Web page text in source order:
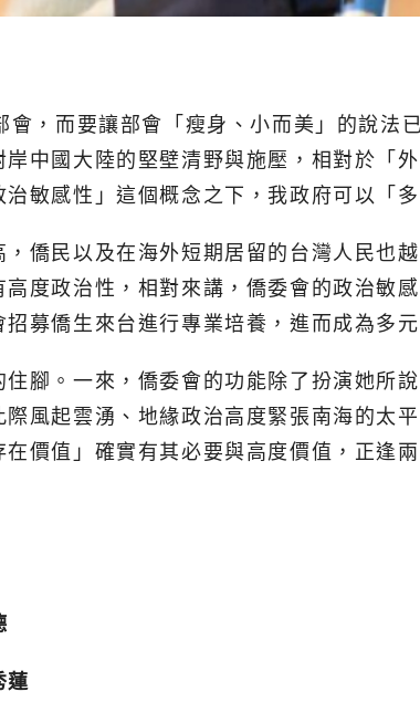
，而要讓部會「瘦身、小而美」的說法
中國大陸的堅壁清野與施壓，相對於「
敏感性」這個概念之下，我政府可以「
僑民以及在海外短期居留的台灣人民也
度政治性，相對來講，僑委會的政治敏
募僑生來台進行專業培養，進而成為多
腳。一來，僑委會的功能除了扮演她所
風起雲湧、地緣政治高度緊張南海的太
價值」確實有其必要與高度價值，正逢
蓮